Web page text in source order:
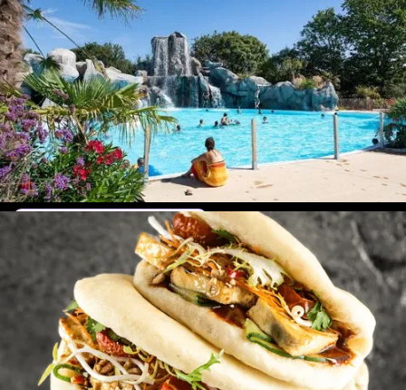
OGLISS PARK - 200K+ VISITEURS / AN